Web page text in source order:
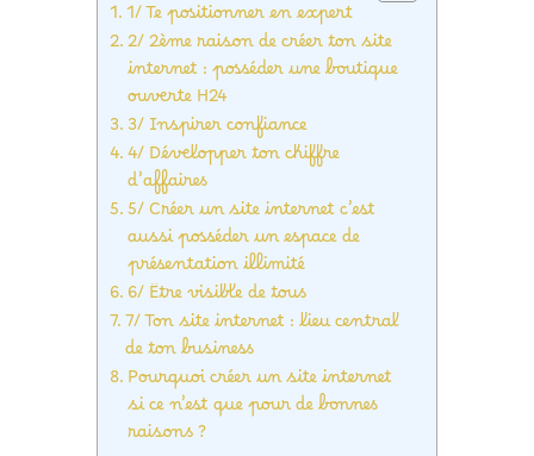
1/ Te positionner en expert
2/ 2ème raison de créer ton site
internet : posséder une boutique
ouverte H24
3/ Inspirer confiance
4/ Développer ton chiffre
d’affaires
5/ Créer un site internet c’est
aussi posséder un espace de
présentation illimité
6/ Être visible de tous
7/ Ton site internet : lieu central
de ton business
Pourquoi créer un site internet
si ce n’est que pour de bonnes
raisons ?